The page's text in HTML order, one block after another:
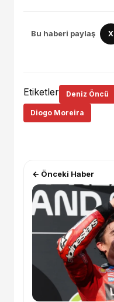
Bu haberi paylaş X
Etiketler Deniz Öncü
Diogo Moreira
← Önceki Haber